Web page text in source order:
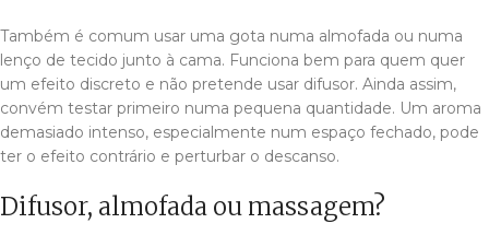
Também é comum usar uma gota numa almofada ou numa
lenço de tecido junto à cama. Funciona bem para quem quer
um efeito discreto e não pretende usar difusor. Ainda assim,
convém testar primeiro numa pequena quantidade. Um aroma
demasiado intenso, especialmente num espaço fechado, pode
ter o efeito contrário e perturbar o descanso.
Difusor, almofada ou massagem?